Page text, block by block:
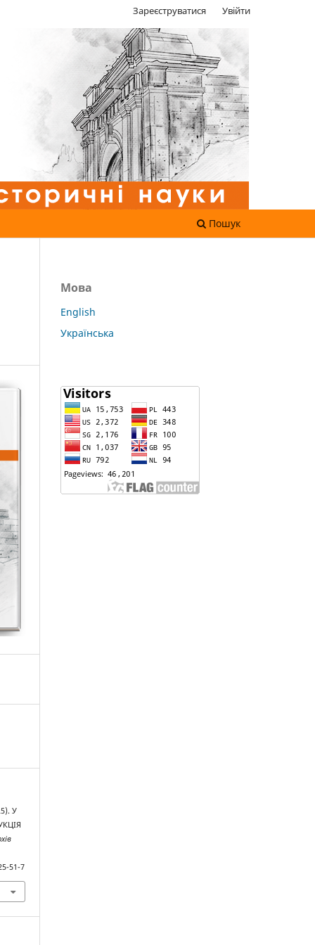
Пошук
Зареєструватися Увійти
У
51-7
Мова
English
Українська